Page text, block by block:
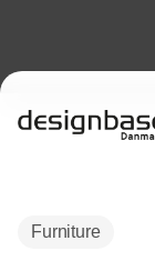
Furniture